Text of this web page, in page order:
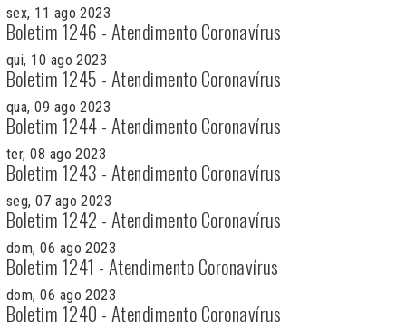
sex, 11 ago 2023
Boletim 1246 - Atendimento Coronavírus
qui, 10 ago 2023
Boletim 1245 - Atendimento Coronavírus
qua, 09 ago 2023
Boletim 1244 - Atendimento Coronavírus
ter, 08 ago 2023
Boletim 1243 - Atendimento Coronavírus
seg, 07 ago 2023
Boletim 1242 - Atendimento Coronavírus
dom, 06 ago 2023
Boletim 1241 - Atendimento Coronavírus
dom, 06 ago 2023
Boletim 1240 - Atendimento Coronavírus